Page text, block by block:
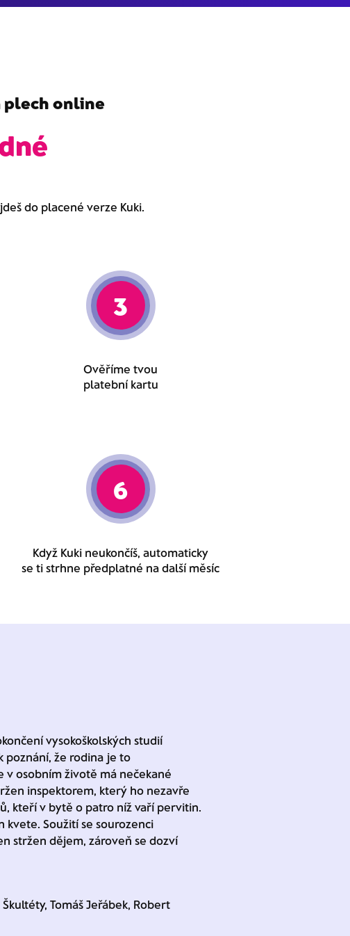
plech online
do placené verze Kuki.
3
Ověříme tvou
platební kartu
6
Když Kuki neukončíš, automaticky
se ti strhne předplatné na další měsíc
vysokoškolských studií
poznání, že rodina je to
v osobním životě má nečekané
inspektorem, který ho nezavře
kteří v bytě o patro níž vaří pervitin.
kvete. Soužití se sourozenci
stržen dějem, zároveň se dozví
Tomáš Jeřábek, Robert